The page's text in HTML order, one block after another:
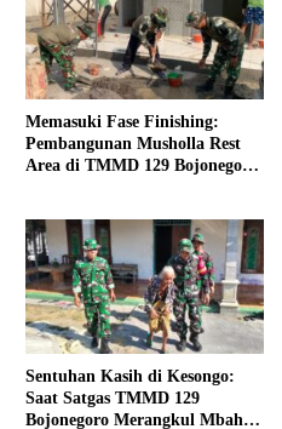
Memasuki Fase Finishing:
Pembangunan Musholla Rest
Area di TMMD 129 Bojonegoro
Sentuhan Kasih di Kesongo:
Saat Satgas TMMD 129
Bojonegoro Merangkul Mbah